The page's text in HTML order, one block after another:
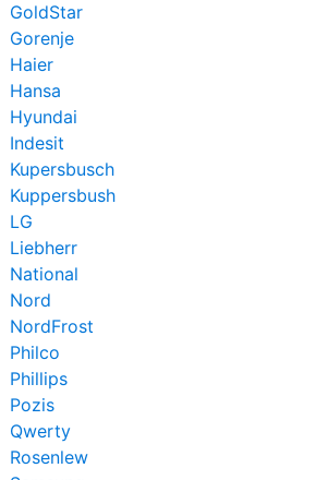
GoldStar
Gorenje
Haier
Hansa
Hyundai
Indesit
Kupersbusch
Kuppersbush
LG
Liebherr
National
Nord
NordFrost
Philco
Phillips
Pozis
Qwerty
Rosenlew